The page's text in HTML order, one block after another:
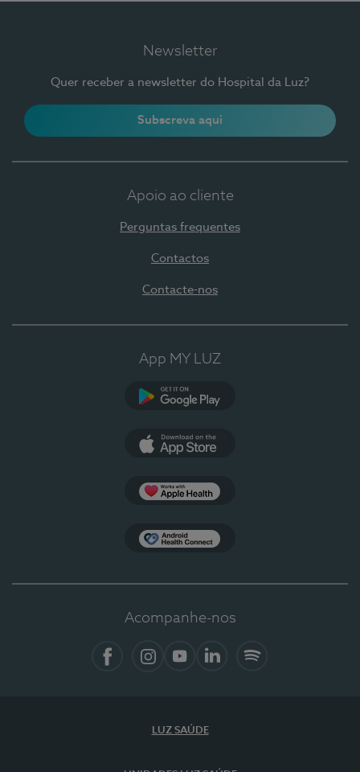
Newsletter
Quer receber a newsletter do Hospital da Luz?
Subscreva aqui
Apoio ao cliente
Perguntas frequentes
Contactos
Contacte-nos
App MY LUZ
Acompanhe-nos
LUZ SAÚDE